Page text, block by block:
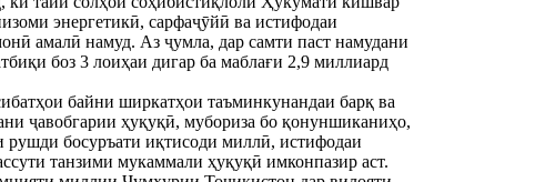
энергетикӣ, сарфаҷӯйӣ ва истифодаи
амалӣ намуд. Аз ҷумла, дар самти паст намудани
боз 3 лоиҳаи дигар ба маблағи 2,9 миллиард
байни ширкатҳои таъминкунандаи барқ ва
ҷавобгарии ҳуқуқӣ, мубориза бо қонуншиканиҳо,
рушди босуръати иқтисоди миллӣ, истифодаи
танзими мукаммали ҳуқуқӣ имконпазир аст.